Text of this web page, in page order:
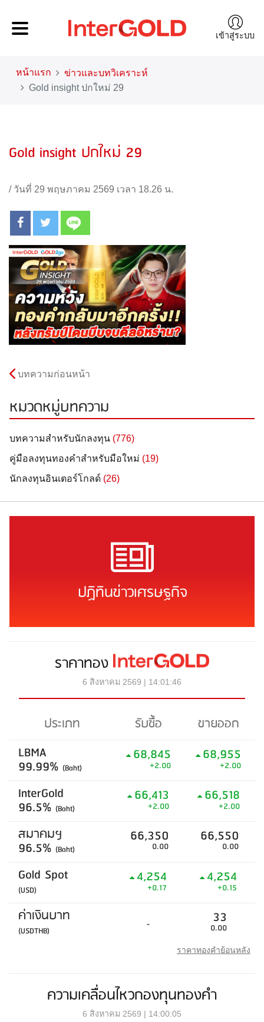
เข้าสู่ระบบ
หน้าแรก
ข่าวและบทวิเคราะห์
Gold insight ปกใหม่ 29
Gold insight ปกใหม่ 29
/ วันที่ 29 พฤษภาคม 2569 เวลา 18.26 น.
บทความก่อนหน้า
หมวดหมู่บทความ
บทความสำหรับนักลงทุน (776)
คู่มือลงทุนทองคำสำหรับมือใหม่ (19)
นักลงทุนอินเตอร์โกลด์ (26)
ปฏิทินข่าวเศรษฐกิจ
ราคาทอง
6 สิงหาคม 2569 | 14:01:46
ประเภท รับซื้อ
ขายออก
LBMA
99.99% (Baht)
68,845
+2.00
68,955
+2.00
InterGold
96.5% (Baht)
66,413
+2.00
66,518
+2.00
สมาคมฯ
96.5% (Baht)
66,350
0.00
66,550
0.00
Gold Spot
(USD)
4,254
+0.17
4,254
+0.15
ค่าเงินบาท
(USDTHB) - 33
0.00
ราคาทองคำย้อนหลัง
ความเคลื่อนไหวกองทุนทองคำ
6 สิงหาคม 2569 | 14:00:05